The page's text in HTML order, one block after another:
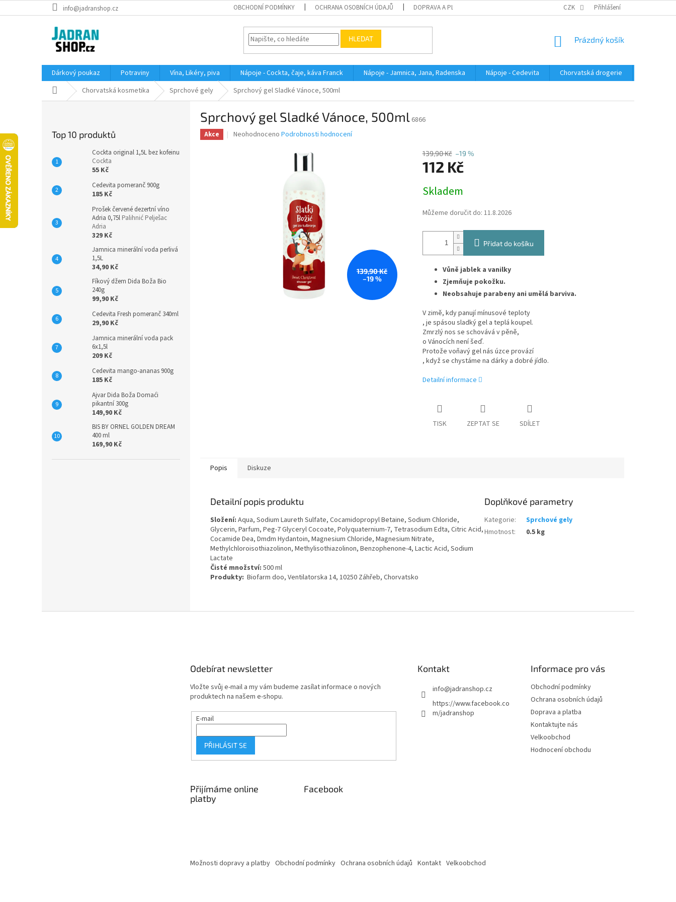
na
info@jadranshop.cz OBCHODNÍ PODMÍNKY OCHRANA OSOBNÍCH ÚDAJŮ DOPRAVA A PLATBA VELKOOBCHOD
CZK Přihlášení
HLEDAT
NÁKUPNÍ
Prázdný košík
Dárkový poukaz Potraviny Vína, Likéry, piva Nápoje - Cockta, čaje, káva Franck Nápoje - Jamnica, Jana, Radenska Nápoje - Cedevita Chorvatská drogerie
Domů Chorvatská kosmetika Sprchové gely Sprchový gel Sladké Vánoce, 500ml
Top 10 produktů
Cockta original 1,5L bez kofeinu
Cockta
55 Kč
Cedevita pomeranč 900g
185 Kč
Prošek červené dezertní víno
Adria 0,75l Palihnić Pelješac
Adria
329 Kč
Jamnica minerální voda perlivá
1,5L
34,90 Kč
Fíkový džem Dida Boža Bio
240g
99,90 Kč
Cedevita Fresh pomeranč 340ml
29,90 Kč
Jamnica minerální voda pack
6x1,5l
209 Kč
Cedevita mango-ananas 900g
185 Kč
Ajvar Dida Boža Domaći
pikantní 300g
149,90 Kč
BIS BY ORNEL GOLDEN DREAM
400 ml
169,90 Kč
Sprchový gel Sladké Vánoce, 500ml 6866
Akce
Průměrné
Neohodnoceno Podrobnosti hodnocení
139,90 Kč
–19 %
139,90 Kč –19 %
112 Kč
cena:
Skladem
Můžeme doručit do: 11.8.2026
Přidat do košíku
Vůně jablek a vanilky
Zjemňuje pokožku.
Neobsahuje parabeny ani umělá barviva.
V zimě, kdy panují mínusové teploty
, je spásou sladký gel a teplá koupel.
Zmrzlý nos se schovává v pěně,
o Vánocích není šeď.
Protože voňavý gel nás úzce provází
, když se chystáme na dárky a dobré jídlo.
Detailní informace
TISK ZEPTAT SE SDÍLET
Popis Diskuze
Detailní popis produktu
Složení: Aqua, Sodium Laureth Sulfate, Cocamidopropyl Betaine, Sodium Chloride,
Glycerin, Parfum, Peg-7 Glyceryl Cocoate, Polyquaternium-7, Tetrasodium Edta, Citric Acid,
Cocamide Dea, Dmdm Hydantoin, Magnesium Chloride, Magnesium Nitrate,
Methylchloroisothiazolinon, Methylisothiazolinon, Benzophenone-4, Lactic Acid, Sodium
Lactate
Čisté množství: 500 ml
Produkty: Biofarm doo, Ventilatorska 14, 10250 Záhřeb, Chorvatsko
Doplňkové parametry
Kategorie:
Sprchové gely
Hmotnost: 0.5 kg
Odebírat newsletter
Vložte svůj e-mail a my vám budeme zasílat informace o nových
produktech na našem e-shopu.
E-mail
PŘIHLÁSIT SE
Kontakt
info@jadranshop.cz
https://www.facebook.co
m/jadranshop
Informace pro vás
Obchodní podmínky
Ochrana osobních údajů
Doprava a platba
Kontaktujte nás
Velkoobchod
Hodnocení obchodu
Přijímáme online
platby
Facebook
Možnosti dopravy a platby Obchodní podmínky Ochrana osobních údajů Kontakt Velkoobchod